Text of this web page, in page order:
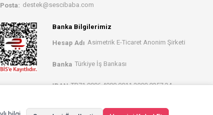
destek@sescibaba.com
Banka Bilgilerimiz
Hesap Adı Asimetrik E-Ticaret Anonim Şirketi
Banka Türkiye İş Bankası
IBAN TR71 0006 4000 0011 3990 0257 34